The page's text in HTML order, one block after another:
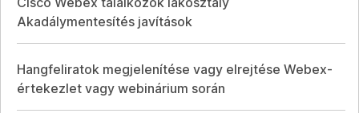
Akadálymentesítés javítások
Hangfeliratok megjelenítése vagy elrejtése Webex-
értekezlet vagy webinárium során